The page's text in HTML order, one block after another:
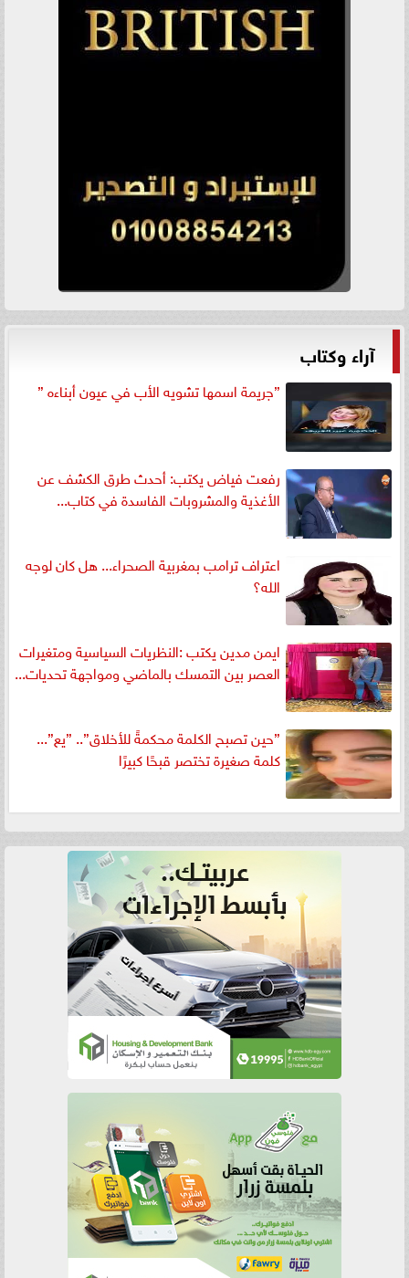
آراء وكتاب
”جريمة اسمها تشويه الأب في عيون أبناءه ”
رفعت فياض يكتب: أحدث طرق الكشف عن
الأغذية والمشروبات الفاسدة في كتاب...
اعتراف ترامب بمغربية الصحراء... هل كان لوجه
الله؟
ايمن مدين يكتب :النظريات السياسية ومتغيرات
العصر بين التمسك بالماضي ومواجهة تحديات...
”حين تصبح الكلمة محكمةً للأخلاق”.. ”يع”...
كلمة صغيرة تختصر قبحًا كبيرًا